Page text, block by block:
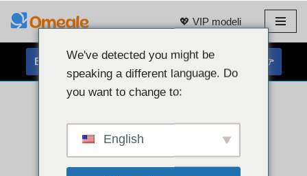
💖 VIP modeli
BREZPLAČEN KLEPET S SPLETNO KAMERO 👉
We've detected you might be
speaking a different language. Do
you want to change to:
English